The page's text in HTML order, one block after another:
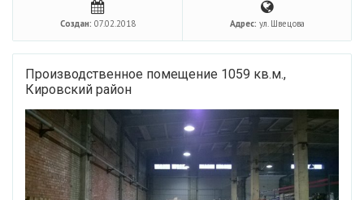
Создан: 07.02.2018 Адрес: ул. Швецова
Производственное помещение 1059 кв.м.,
Кировский район